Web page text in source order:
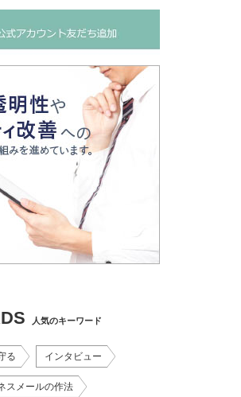
人気のキーワード
る インタビュー
スメールの作法